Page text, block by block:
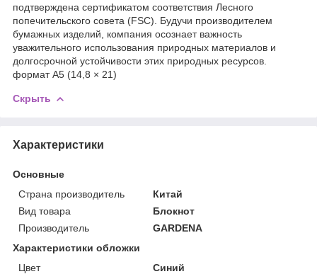
подтверждена сертификатом соответствия Лесного
попечительского совета (FSC). Будучи производителем
бумажных изделий, компания осознает важность
уважительного использования природных материалов и
долгосрочной устойчивости этих природных ресурсов.
формат А5 (14,8 × 21)
Скрыть
Характеристики
Основные
Страна производитель
Китай
Вид товара
Блокнот
Производитель
GARDENA
Характеристики обложки
Цвет
Синий